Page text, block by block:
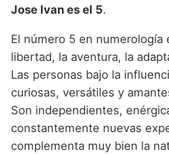
Jose Ivan es el 5.
El número 5 en numerología
libertad, la aventura, la
Las personas bajo la
curiosas, versátiles y
Son independientes,
constantemente nuevas
complementa muy bien la